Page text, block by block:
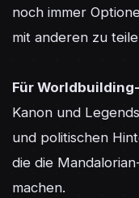
noch immer
mit anderen zu
Für
Kanon und
und politischen
die die
machen.